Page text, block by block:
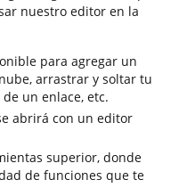
nuestro editor en la
para agregar un
arrastrar y soltar tu
un enlace, etc.
abrirá con un editor
superior, donde
de funciones que te